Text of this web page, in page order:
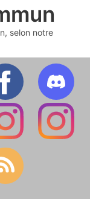
selon notre